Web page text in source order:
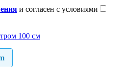
и согласен с условиями
100 см